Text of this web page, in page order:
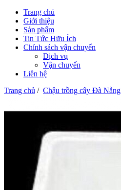
Trang chủ
Giới thiệu
Sản phẩm
Tin Tức Hữu Ích
Chính sách vận chuyển
Dịch vụ
Vận chuyển
Liên hệ
Trang chủ / Chậu trồng cây Đà Nẵng